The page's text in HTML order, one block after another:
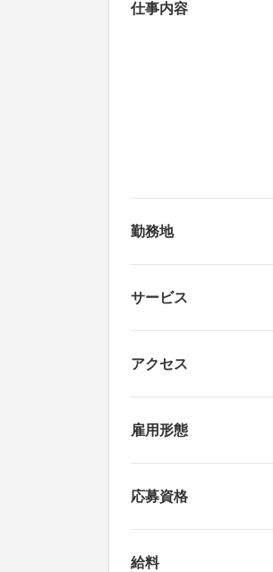
仕事内容
勤務地
サービス
アクセス
雇用形態
応募資格
給料